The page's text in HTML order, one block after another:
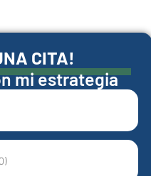
CITA!
mi estrategia